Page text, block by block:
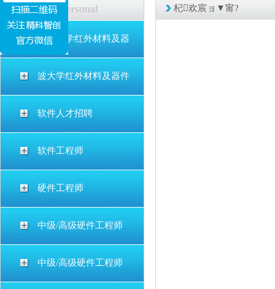
人才招聘 Personal
宁波大学红外材料及器
波大学红外材料及器件
软件人才招聘
软件工程师
硬件工程师
中级/高级硬件工程师
中级/高级硬件工程师
杞欢宸ョ▼甯?